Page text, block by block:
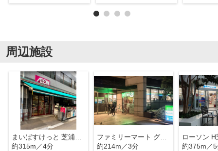
周辺施設
まいばすけっと 芝浦1丁目店
約315m／4分
ファミリーマート グローバルフロントタワー店
約214m／3分
約375m／